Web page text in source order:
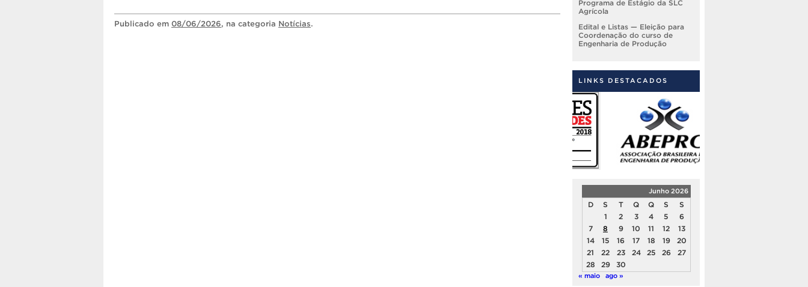
Publicado em 08/06/2026, na categoria Notícias.
Programa de Estágio da SLC
Agrícola
Edital e Listas — Eleição para
Coordenação do curso de
Engenharia de Produção
LINKS DESTACADOS
Junho 2026
D S T Q Q S
S
1
2 3 4 5
6
7
8 9 10 11 12
13
14
15 16 17 18 19
20
21
22 23 24 25 26
27
28
29 30
« maio ago »